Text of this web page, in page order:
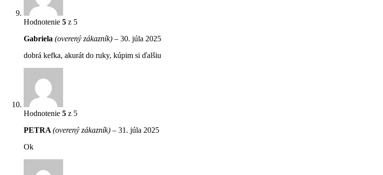
Hodnotenie 5 z 5
Gabriela (overený zákazník) – 30. júla 2025
dobrá kefka, akurát do ruky, kúpim si ďalšiu
Hodnotenie 5 z 5
PETRA (overený zákazník) – 31. júla 2025
Ok